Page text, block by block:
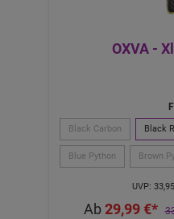
OXVA -
Black Carbon Black
Blue Python Brown
UVP:
Ab29,99 €*